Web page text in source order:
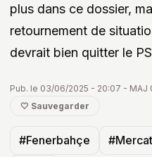
plus dans ce dossier,
retournement de
devrait bien quitter le
Pub. le 03/06/2025 - 20:07 - MAJ
🤍 Sauvegarder
#Fenerbahçe